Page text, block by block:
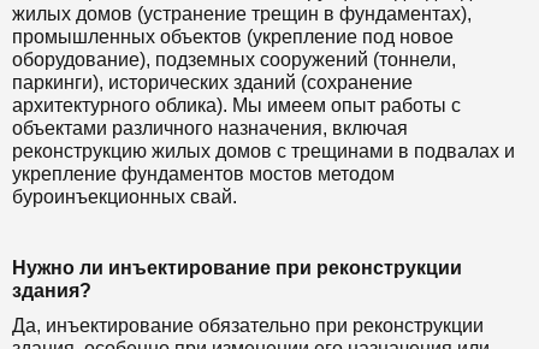
жилых домов (устранение трещин в фундаментах),
промышленных объектов (укрепление под новое
оборудование), подземных сооружений (тоннели,
паркинги), исторических зданий (сохранение
архитектурного облика). Мы имеем опыт работы с
объектами различного назначения, включая
реконструкцию жилых домов с трещинами в подвалах и
укрепление фундаментов мостов методом
буроинъекционных свай.
Нужно ли инъектирование при реконструкции
здания?
Да, инъектирование обязательно при реконструкции